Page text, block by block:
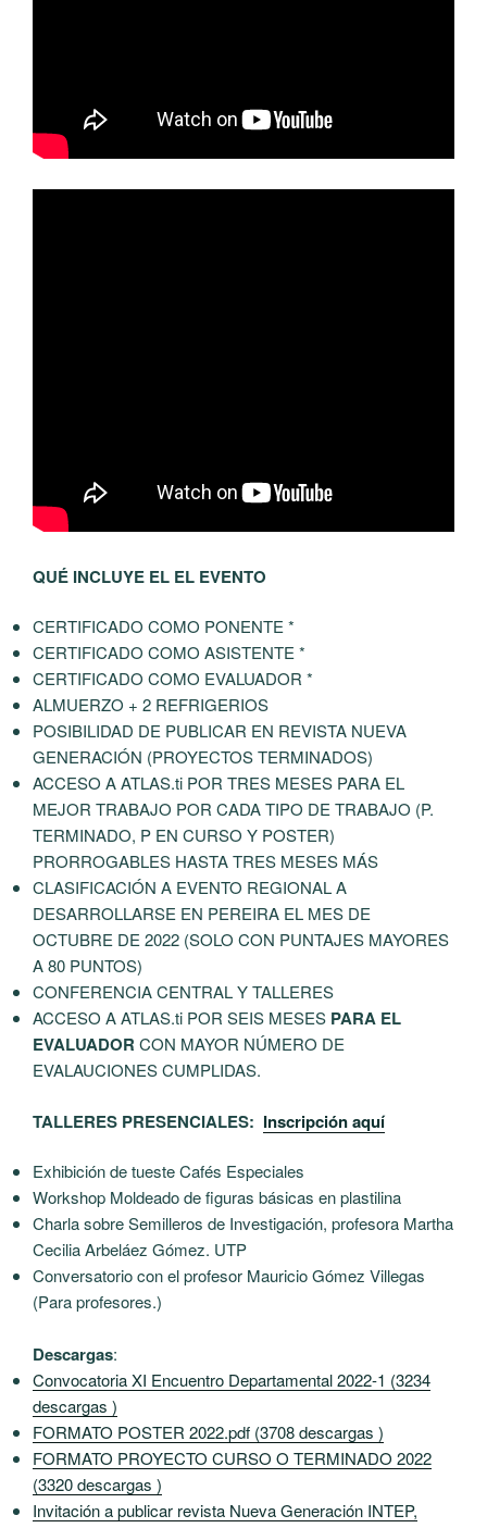
QUÉ INCLUYE EL EL EVENTO
CERTIFICADO COMO PONENTE *
CERTIFICADO COMO ASISTENTE *
CERTIFICADO COMO EVALUADOR *
ALMUERZO + 2 REFRIGERIOS
POSIBILIDAD DE PUBLICAR EN REVISTA NUEVA
GENERACIÓN (PROYECTOS TERMINADOS)
ACCESO A ATLAS.ti POR TRES MESES PARA EL
MEJOR TRABAJO POR CADA TIPO DE TRABAJO (P.
TERMINADO, P EN CURSO Y POSTER)
PRORROGABLES HASTA TRES MESES MÁS
CLASIFICACIÓN A EVENTO REGIONAL A
DESARROLLARSE EN PEREIRA EL MES DE
OCTUBRE DE 2022 (SOLO CON PUNTAJES MAYORES
A 80 PUNTOS)
CONFERENCIA CENTRAL Y TALLERES
ACCESO A ATLAS.ti POR SEIS MESES PARA EL
EVALUADOR CON MAYOR NÚMERO DE
EVALAUCIONES CUMPLIDAS.
TALLERES PRESENCIALES: Inscripción aquí
Exhibición de tueste Cafés Especiales
Workshop Moldeado de figuras básicas en plastilina
Charla sobre Semilleros de Investigación, profesora Martha
Cecilia Arbeláez Gómez. UTP
Conversatorio con el profesor Mauricio Gómez Villegas
(Para profesores.)
Descargas:
Convocatoria XI Encuentro Departamental 2022-1 (3234
descargas )
FORMATO POSTER 2022.pdf (3708 descargas )
FORMATO PROYECTO CURSO O TERMINADO 2022
(3320 descargas )
Invitación a publicar revista Nueva Generación INTEP,